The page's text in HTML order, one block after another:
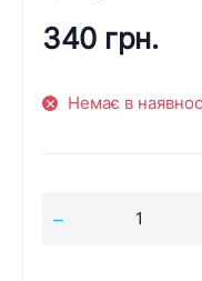
340 грн.
Немає в